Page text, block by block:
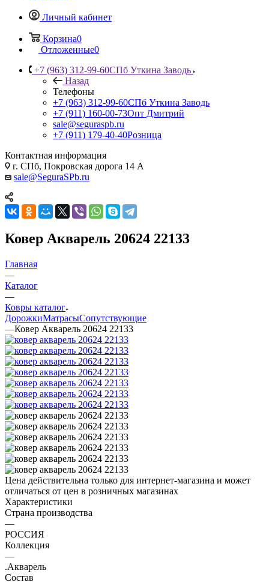
Личный кабинет
Корзина0
Отложенные0
+7 (963) 312-99-60СПб Уткина Заводь
Назад
Телефоны
+7 (963) 312-99-60СПб Уткина Заводь
+7 (911) 160-00-73Опт Дмитрий
sale@seguraspb.ru
+7 (911) 179-40-40Розница
Контактная информация
г. СПб, Покровская дорога 14 А
sale@SeguraSPb.ru
Ковер Акварель 20624 22133
Главная
—
Каталог
—
Ковры каталог
ДорожкиМатрасыСопутствующие
—Ковер Акварель 20624 22133
Цена действительна только для интернет-магазина и может
отличаться от цен в розничных магазинах
Характеристики
Страна производства
—
РОССИЯ
Коллекция
—
.Акварель
Состав